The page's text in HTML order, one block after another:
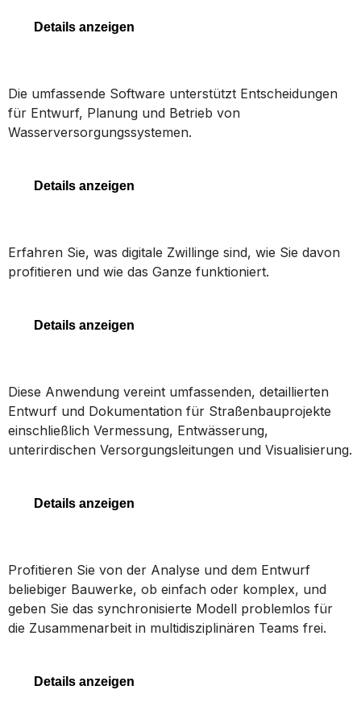
Details anzeigen
Die umfassende Software unterstützt Entscheidungen
für Entwurf, Planung und Betrieb von
Wasserversorgungssystemen.
Details anzeigen
Digitale Zwillinge
Erfahren Sie, was digitale Zwillinge sind, wie Sie davon
profitieren und wie das Ganze funktioniert.
Details anzeigen
OpenRoads Designer
Diese Anwendung vereint umfassenden, detaillierten
Entwurf und Dokumentation für Straßenbauprojekte
einschließlich Vermessung, Entwässerung,
unterirdischen Versorgungsleitungen und Visualisierung.
Details anzeigen
STAAD
Profitieren Sie von der Analyse und dem Entwurf
beliebiger Bauwerke, ob einfach oder komplex, und
geben Sie das synchronisierte Modell problemlos für
die Zusammenarbeit in multidisziplinären Teams frei.
Details anzeigen